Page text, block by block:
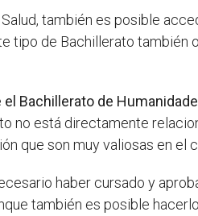
también es posible
tipo de Bachillerato
Bachillerato de
no está directamente
que son muy valiosas en el
haber cursado y
también es posible